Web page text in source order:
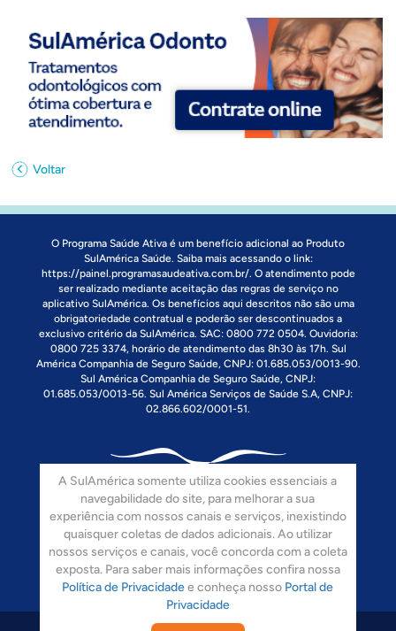
A SulAmérica somente utiliza cookies essenciais a
navegabilidade do site, para melhorar a sua
experiência com nossos canais e serviços, inexistindo
quaisquer coletas de dados adicionais. Ao utilizar
nossos serviços e canais, você concorda com a coleta
exposta. Para saber mais informações confira nossa
Política de Privacidadee conheça nosso Portal de
Privacidade
Voltar
O Programa Saúde Ativa é um benefício adicional ao Produto
SulAmérica Saúde. Saiba mais acessando o link:
https://painel.programasaudeativa.com.br/. O atendimento pode
ser realizado mediante aceitação das regras de serviço no
aplicativo SulAmérica. Os benefícios aqui descritos não são uma
obrigatoriedade contratual e poderão ser descontinuados a
exclusivo critério da SulAmérica. SAC: 0800 772 0504. Ouvidoria:
0800 725 3374, horário de atendimento das 8h30 às 17h. Sul
América Companhia de Seguro Saúde, CNPJ: 01.685.053/0013-90.
Sul América Companhia de Seguro Saúde, CNPJ:
01.685.053/0013-56. Sul América Serviços de Saúde S.A, CNPJ:
02.866.602/0001-51.
Siga-nos: